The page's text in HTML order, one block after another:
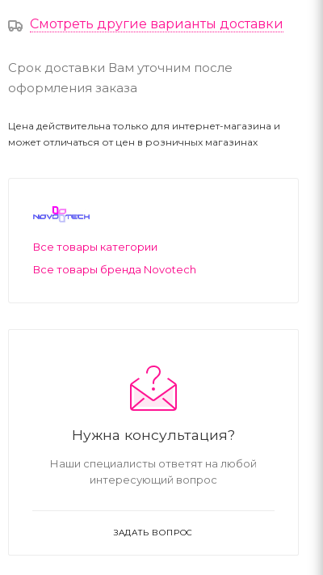
Смотреть другие варианты доставки
Срок доставки Вам уточним после
оформления заказа
Цена действительна только для интернет-магазина и
может отличаться от цен в розничных магазинах
Все товары категории
Все товары бренда Novotech
Нужна консультация?
Наши специалисты ответят на любой
интересующий вопрос
ЗАДАТЬ ВОПРОС